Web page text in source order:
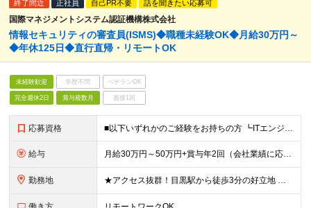
終了間近 正社員 自己PR不要 話を聞きたい応募可
国際マネジメントシステム認証機構株式会社
情報セキュリティの審査員(ISMS)◆職種未経験OK◆月給30万円～
◆年休125日◆直行直帰・リモートOK
未経験歓迎 学歴不問 ベテランOK
完全週休2日 賞与複数月 面接1回
応募資格 ■以下いずれかのご経験をお持ちの方 ┗ITエンジニアとしての実務経験（セキュリティ、ネットワーク、インフラ、サーバー、ソフトウェア、開発、運用サポート、ヘルプデスクなど）☆年数、業種、工程は不問 ┗I
給与 月給30万円～50万円+賞与年2回（会社業績に応じる） ※経験・年齢などを考慮の上、当社規定により優遇します。 ※固定残業代30時間分/月(6万円～10万円)を含みます。超過分は別途支給 ※試用期
勤務地 ★アクセス抜群！目黒駅から徒歩3分の好立地 ★準備やレポート作成時はリモートワークOK ■本社 東京都品川区上大崎2-24-11 目黒西口M2号館5階 ※（変更の範囲）上記を除く当社関連勤務地